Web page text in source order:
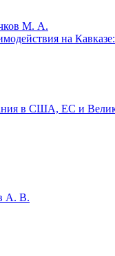
М. А.
на
в США, ЕС и
А. В.